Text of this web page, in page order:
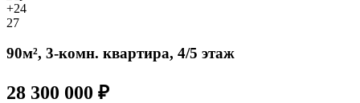
+24
27
90м², 3-комн. квартира, 4/5 этаж
28 300 000 ₽